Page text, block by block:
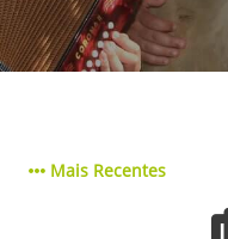
Mais Recentes